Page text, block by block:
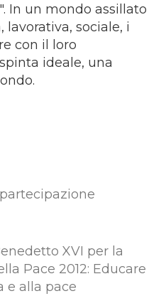
". In un mondo assillato
sociale, i
con il loro
ideale, una
XVI per la
Pace 2012: Educare
e alla pace